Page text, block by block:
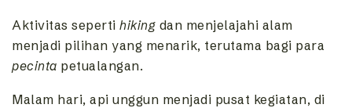
Aktivitas seperti hiking dan menjelajahi alam
menjadi pilihan yang menarik, terutama bagi para
pecinta petualangan.
Malam hari, api unggun menjadi pusat kegiatan, di